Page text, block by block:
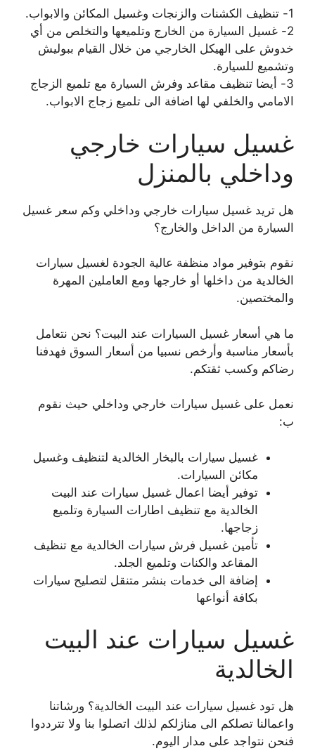
1- تنظيف الكشنات والزنجات وغسيل المكائن والابواب.
2- غسيل السيارة من الخارج وتلميعها والتخلص من أي
خدوش على الهيكل الخارجي من خلال القيام ببوليش
وتشميع للسيارة.
3- أيضا تنظيف مقاعد وفرش السيارة مع تلميع الزجاج
الامامي والخلفي لها اضافة الى تلميع زجاج الابواب.
غسيل سيارات خارجي
وداخلي بالمنزل
هل تريد غسيل سيارات خارجي وداخلي وكم سعر غسيل
السيارة من الداخل والخارج؟
نقوم بتوفير مواد منظفة عالية الجودة لغسيل سيارات
الخالدية من داخلها أو خارجها ومع العاملين المهرة
والمختصين.
ما هي أسعار غسيل السيارات عند البيت؟ نحن نتعامل
بأسعار مناسبة وأرخص نسبيا من أسعار السوق فهدفنا
رضاكم وكسب ثقتكم.
نعمل على غسيل سيارات خارجي وداخلي حيث نقوم
ب:
غسيل سيارات بالبخار الخالدية لتنظيف وغسيل
مكائن السيارات.
توفير أيضا اعمال غسيل سيارات عند البيت
الخالدية مع تنظيف اطارات السيارة وتلميع
زجاجها.
تأمين غسيل فرش سيارات الخالدية مع تنظيف
المقاعد والكنات وتلميع الجلد.
إضافة الى خدمات بنشر متنقل لتصليح سيارات
بكافة أنواعها
غسيل سيارات عند البيت
الخالدية
هل تود غسيل سيارات عند البيت الخالدية؟ ورشاتنا
واعمالنا تصلكم الى منازلكم لذلك اتصلوا بنا ولا تترددوا
فنحن نتواجد على مدار اليوم.